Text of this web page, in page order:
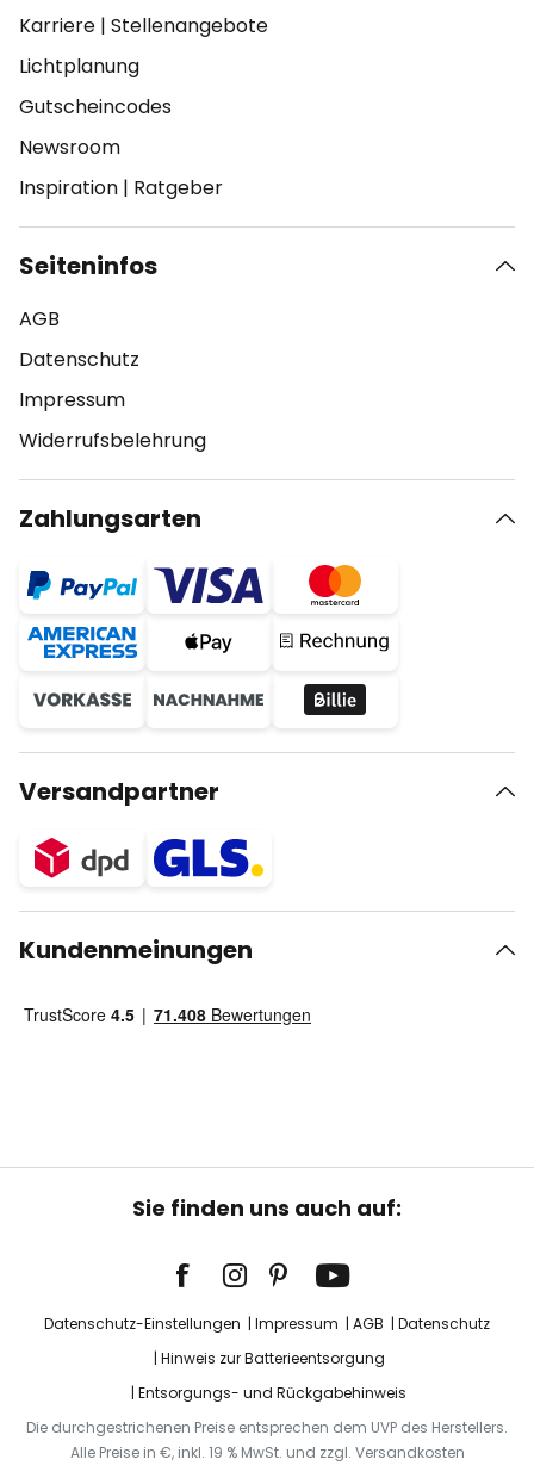
Karriere | Stellenangebote
Lichtplanung
Gutscheincodes
Newsroom
Inspiration | Ratgeber
Seiteninfos
AGB
Datenschutz
Impressum
Widerrufsbelehrung
Zahlungsarten
Versandpartner
Kundenmeinungen
Sie finden uns auch auf:
Datenschutz-Einstellungen Impressum AGB
Datenschutz
Hinweis zur Batterieentsorgung
Entsorgungs- und Rückgabehinweis
Die durchgestrichenen Preise entsprechen dem UVP des Herstellers.
Alle Preise in €, inkl. 19 % MwSt. und zzgl. Versandkosten